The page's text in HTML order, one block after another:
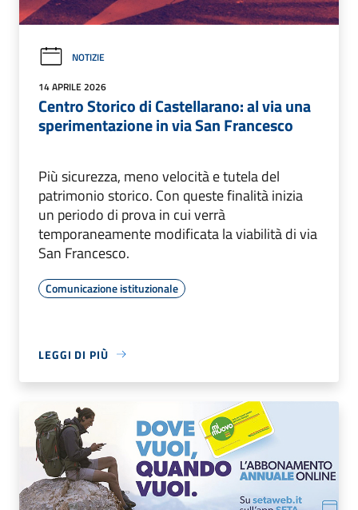
NOTIZIE
14 APRILE 2026
Centro Storico di Castellarano: al via una
sperimentazione in via San Francesco
Più sicurezza, meno velocità e tutela del
patrimonio storico. Con queste finalità inizia
un periodo di prova in cui verrà
temporaneamente modificata la viabilità di via
San Francesco.
Comunicazione istituzionale
LEGGI DI PIÙ